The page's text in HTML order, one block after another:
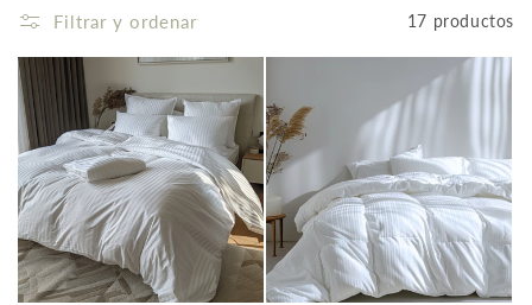
ó
n
:
Filtrar y ordenar 17 productos